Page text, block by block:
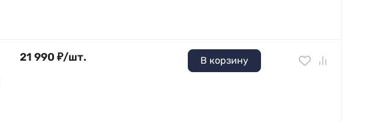
21 990 ₽/шт. В корзину